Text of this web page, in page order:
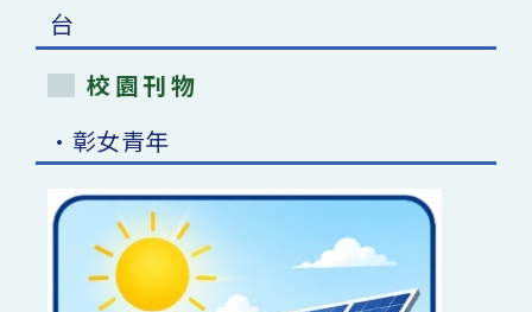
校園刊物
•彰女青年